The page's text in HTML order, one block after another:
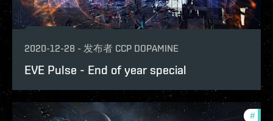
2020-12-28 - 发布者 CCP DOPAMINE
EVE Pulse - End of year special
#